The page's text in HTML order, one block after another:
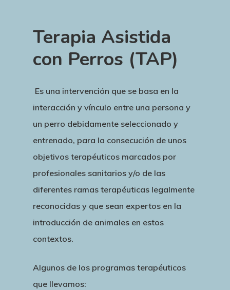
Terapia Asistida
con Perros (TAP)
Es una intervención que se basa en la
interacción y vínculo entre una persona y
un perro debidamente seleccionado y
entrenado, para la consecución de unos
objetivos terapéuticos marcados por
profesionales sanitarios y/o de las
diferentes ramas terapéuticas legalmente
reconocidas y que sean expertos en la
introducción de animales en estos
contextos.
Algunos de los programas terapéuticos
que llevamos: